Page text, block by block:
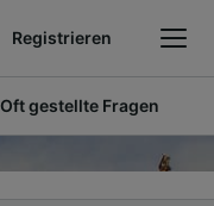
Registrieren
Oft gestellte Fragen